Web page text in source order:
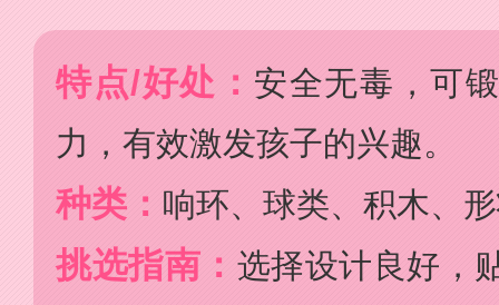
特点/好处： 安全无毒，可
力，有效激发孩子的兴趣。
种类： 响环、球类、积木、
挑选指南： 选择设计良好，